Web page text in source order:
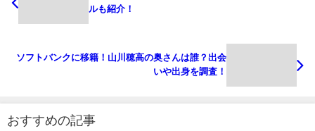
ルも紹介！
ソフトバンクに移籍！山川穂高の奥さんは誰？出会
いや出身を調査！
おすすめの記事